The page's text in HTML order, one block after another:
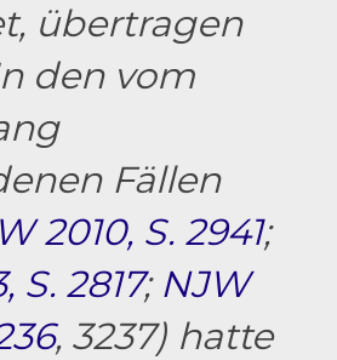
übertragen
den vom
Fällen
2010, S. 2941;
S. 2817; NJW
, 3237) hatte